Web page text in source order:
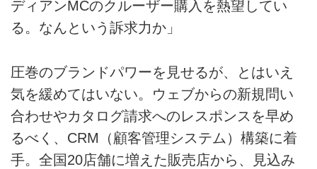
ディアンMCのクルーザー購入を熱望してい
る。なんという訴求力か」
圧巻のブランドパワーを見せるが、とはいえ
気を緩めてはいない。ウェブからの新規問い
合わせやカタログ請求へのレスポンスを早め
るべく、CRM（顧客管理システム）構築に着
手。全国20店舗に増えた販売店から、見込み